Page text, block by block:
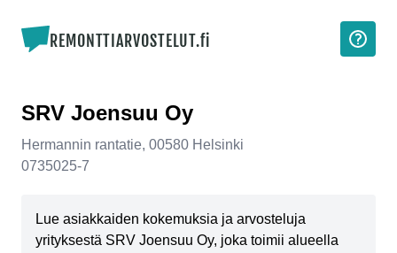
REMONTTIARVOSTELUT.fi
SRV Joensuu Oy
Hermannin rantatie, 00580 Helsinki
0735025-7
Lue asiakkaiden kokemuksia ja arvosteluja
yrityksestä SRV Joensuu Oy, joka toimii alueella